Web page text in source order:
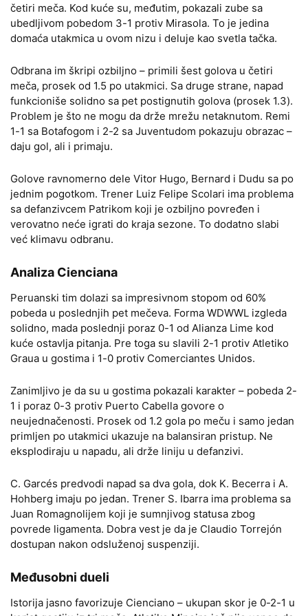
četiri meča. Kod kuće su, međutim, pokazali zube sa
ubedljivom pobedom 3-1 protiv Mirasola. To je jedina
domaća utakmica u ovom nizu i deluje kao svetla tačka.
Odbrana im škripi ozbiljno – primili šest golova u četiri
meča, prosek od 1.5 po utakmici. Sa druge strane, napad
funkcioniše solidno sa pet postignutih golova (prosek 1.3).
Problem je što ne mogu da drže mrežu netaknutom. Remi
1-1 sa Botafogom i 2-2 sa Juventudom pokazuju obrazac –
daju gol, ali i primaju.
Golove ravnomerno dele Vitor Hugo, Bernard i Dudu sa po
jednim pogotkom. Trener Luiz Felipe Scolari ima problema
sa defanzivcem Patrikom koji je ozbiljno povređen i
verovatno neće igrati do kraja sezone. To dodatno slabi
već klimavu odbranu.
Analiza Cienciana
Peruanski tim dolazi sa impresivnom stopom od 60%
pobeda u poslednjih pet mečeva. Forma WDWWL izgleda
solidno, mada poslednji poraz 0-1 od Alianza Lime kod
kuće ostavlja pitanja. Pre toga su slavili 2-1 protiv Atletiko
Graua u gostima i 1-0 protiv Comerciantes Unidos.
Zanimljivo je da su u gostima pokazali karakter – pobeda 2-
1 i poraz 0-3 protiv Puerto Cabella govore o
neujednačenosti. Prosek od 1.2 gola po meču i samo jedan
primljen po utakmici ukazuje na balansiran pristup. Ne
eksplodiraju u napadu, ali drže liniju u defanzivi.
C. Garcés predvodi napad sa dva gola, dok K. Becerra i A.
Hohberg imaju po jedan. Trener S. Ibarra ima problema sa
Juan Romagnolijem koji je sumnjivog statusa zbog
povrede ligamenta. Dobra vest je da je Claudio Torrejón
dostupan nakon odsluženoj suspenziji.
Međusobni dueli
Istorija jasno favorizuje Cienciano – ukupan skor je 0-2-1 u